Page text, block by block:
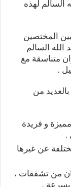
السالم لهذه
المختصين
السالم
متناسقة مع
.
من
و فريدة
.
عن غيرها
من تشققات ،
بسرعة .